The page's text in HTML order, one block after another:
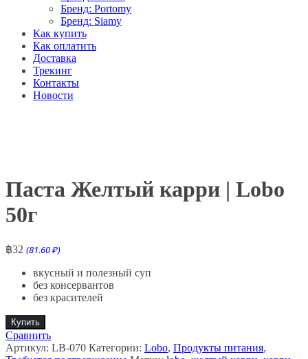
Бренд: Portomy
Бренд: Siamy
Как купить
Как оплатить
Доставка
Трекинг
Контакты
Новости
Паста Желтый карри | Lobo
50г
฿32 (81.60 ₽)
вкусный и полезный суп
без консервантов
без красителей
Купить
Сравнить
Артикул: LB-070 Категории: Lobo, Продукты питания,